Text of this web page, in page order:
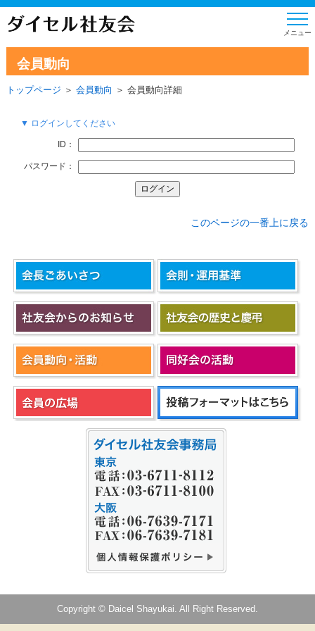
会員動向
トップページ ＞ 会員動向 ＞ 会員動向詳細
▼ ログインしてください
ID：
パスワード：
このページの一番上に戻る
Copyright © Daicel Shayukai. All Right Reserved.